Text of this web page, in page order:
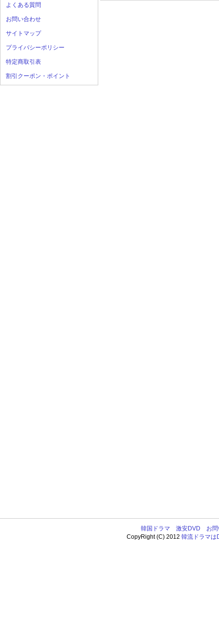
よくある質問
お問い合わせ
サイトマップ
プライバシーポリシー
特定商取引表
割引クーポン・ポイント
韓国ドラマ 激安DVD
お
CopyRight (C) 2012韓流ドラマは